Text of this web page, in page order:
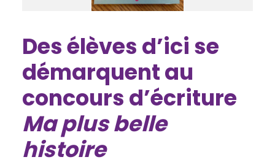
Des élèves d’ici se
démarquent au
concours d’écriture
Ma plus belle
histoire